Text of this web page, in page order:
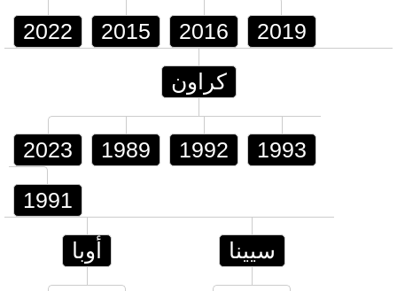
2022 2015 2016 2019
كراون
2023 1989 1992 1993
1991
أوبا سيينا